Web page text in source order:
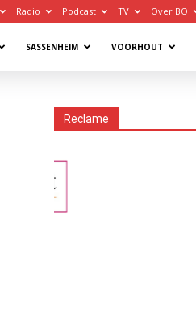
Radio Podcast TV Over BO
SASSENHEIM VOORHOUT
Reclame